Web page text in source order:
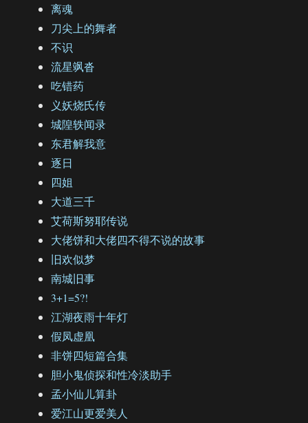
离魂
刀尖上的舞者
不识
流星飒沓
吃错药
义妖烧氏传
城隍轶闻录
东君解我意
逐日
四姐
大道三千
艾荷斯努耶传说
大佬饼和大佬四不得不说的故事
旧欢似梦
南城旧事
3+1=5?!
江湖夜雨十年灯
假凤虚凰
非饼四短篇合集
胆小鬼侦探和性冷淡助手
孟小仙儿算卦
爱江山更爱美人